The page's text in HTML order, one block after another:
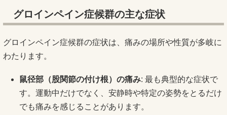
グロインペイン症候群の主な症状
グロインペイン症候群の症状は、痛みの場所や性質が多岐に
わたります。
鼠径部（股関節の付け根）の痛み: 最も典型的な症状で
す。運動中だけでなく、安静時や特定の姿勢をとるだけ
でも痛みを感じることがあります。